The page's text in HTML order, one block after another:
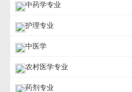
中药学专业
护理专业
中医学
农村医学专业
药剂专业